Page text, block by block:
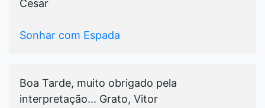
Cesar
Sonhar com Espada
Boa Tarde, muito obrigado pela
interpretação... Grato, Vitor